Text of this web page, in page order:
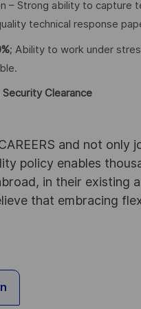
– Strong ability to capture
technical response
; Ability to work under
Security Clearance
and not only
policy enables
in their existing
that embracing